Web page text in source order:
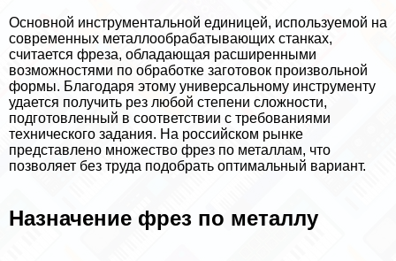
Основной инструментальной единицей, используемой на
современных металлообpaбатывающих станках,
считается фреза, обладающая расширенными
возможностями по обработке заготовок произвольной
формы. Благодаря этому универсальному инструменту
удается получить рез любой степени сложности,
подготовленный в соответствии с требованиями
технического задания. На российском рынке
представлено множество фрез по металлам, что
позволяет без труда подобрать оптимальный вариант.
Назначение фрез по металлу